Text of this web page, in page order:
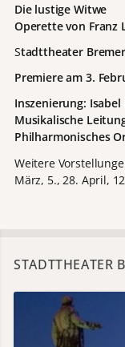
Die lustige Witwe
Operette von Franz
Stadttheater
Premiere am 3.
Inszenierung:
Musikalische
Philharmonisches
Weitere
März, 5., 28. April,
STADTTHEATER